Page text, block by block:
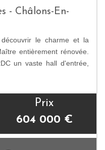
- Châlons-En-
le charme et la
entièrement rénovée.
un vaste hall d'entrée,
Prix
604 000 €